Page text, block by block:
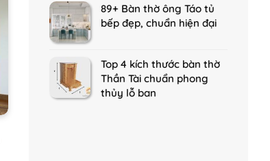
89+ Bàn thờ ông Táo tủ
bếp đẹp, chuẩn hiện đại
Top 4 kích thước bàn thờ
Thần Tài chuẩn phong
thủy lỗ ban